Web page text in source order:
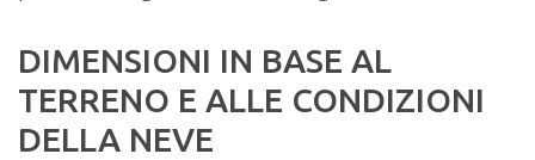
DIMENSIONI IN BASE AL
TERRENO E ALLE CONDIZIONI
DELLA NEVE